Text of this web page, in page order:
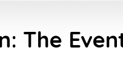
The